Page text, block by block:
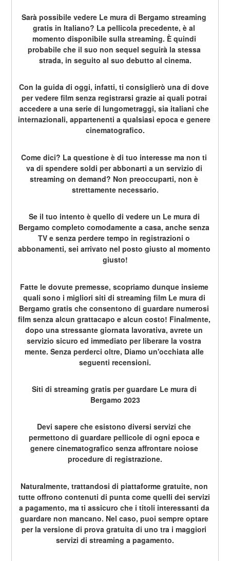
Sarà possibile vedere Le mura di Bergamo streaming
gratis in Italiano? La pellicola precedente, è al
momento disponibile sulla streaming. È quindi
probabile che il suo non sequel seguirà la stessa
strada, in seguito al suo debutto al cinema.
Con la guida di oggi, infatti, ti consiglierò una di dove
per vedere film senza registrarsi grazie ai quali potrai
accedere a una serie di lungometraggi, sia italiani che
internazionali, appartenenti a qualsiasi epoca e genere
cinematografico.
Come dici? La questione è di tuo interesse ma non ti
va di spendere soldi per abbonarti a un servizio di
streaming on demand? Non preoccuparti, non è
strettamente necessario.
Se il tuo intento è quello di vedere un Le mura di
Bergamo completo comodamente a casa, anche senza
TV e senza perdere tempo in registrazioni o
abbonamenti, sei arrivato nel posto giusto al momento
giusto!
Fatte le dovute premesse, scopriamo dunque insieme
quali sono i migliori siti di streaming film Le mura di
Bergamo gratis che consentono di guardare numerosi
film senza alcun grattacapo e alcun costo! Finalmente,
dopo una stressante giornata lavorativa, avrete un
servizio sicuro ed immediato per liberare la vostra
mente. Senza perderci oltre, Diamo un'occhiata alle
seguenti recensioni.
Siti di streaming gratis per guardare Le mura di
Bergamo 2023
Devi sapere che esistono diversi servizi che
permettono di guardare pellicole di ogni epoca e
genere cinematografico senza affrontare noiose
procedure di registrazione.
Naturalmente, trattandosi di piattaforme gratuite, non
tutte offrono contenuti di punta come quelli dei servizi
a pagamento, ma ti assicuro che i titoli interessanti da
guardare non mancano. Nel caso, puoi sempre optare
per la versione di prova gratuita di uno tra i maggiori
servizi di streaming a pagamento.